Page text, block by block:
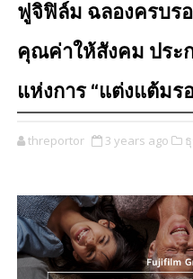
ฟูจิฟิล์ม ฉลองครบร
คุณค่าให้สังคม ประ
แห่งการ “แต่งแต้มร
threportor 3 years ago